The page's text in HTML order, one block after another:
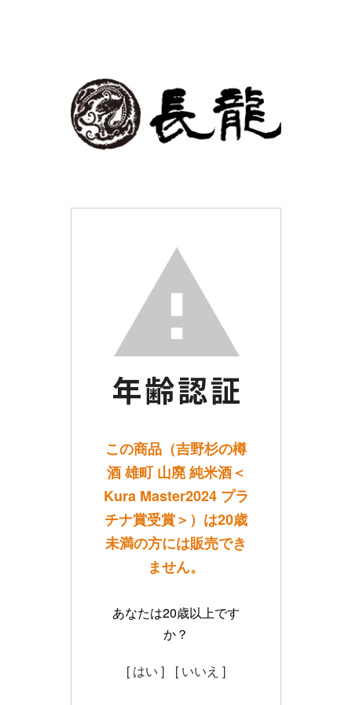
この商品（吉野杉の樽
酒 雄町 山廃 純米酒＜
Kura Master2024 プラ
チナ賞受賞＞）は20歳
未満の方には販売でき
ません。
あなたは20歳以上です
か？
[ はい ] [ いいえ ]